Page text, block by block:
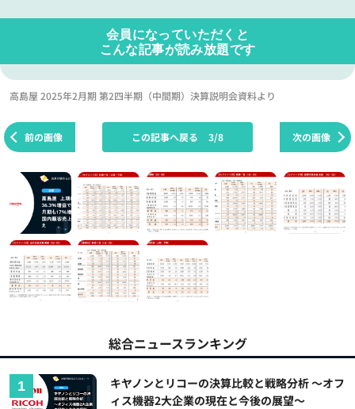
会員になっていただくと
こんな記事が読み放題です
高島屋 2025年2月期 第2四半期（中間期）決算説明会資料より
前の画像 次の画像
この記事へ戻る 3/8
総合ニュースランキング
キヤノンとリコーの決算比較と戦略分析 ～オフ
ィス機器2大企業の現在と今後の展望～